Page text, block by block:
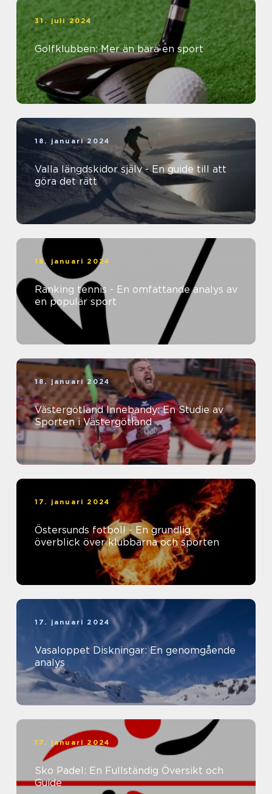
31. juli 2024
Golfklubben: Mer än bara en sport
18. januari 2024
Valla längdskidor själv - En guide till att
göra det rätt
18. januari 2024
Ranking tennis - En omfattande analys av
en populär sport
18. januari 2024
Västergötland Innebandy: En Studie av
Sporten i Västergötland
17. januari 2024
Östersunds fotboll - En grundlig
överblick över klubbarna och sporten
17. januari 2024
Vasaloppet Diskningar: En genomgående
analys
17. januari 2024
Sko Padel: En Fullständig Översikt och
Guide